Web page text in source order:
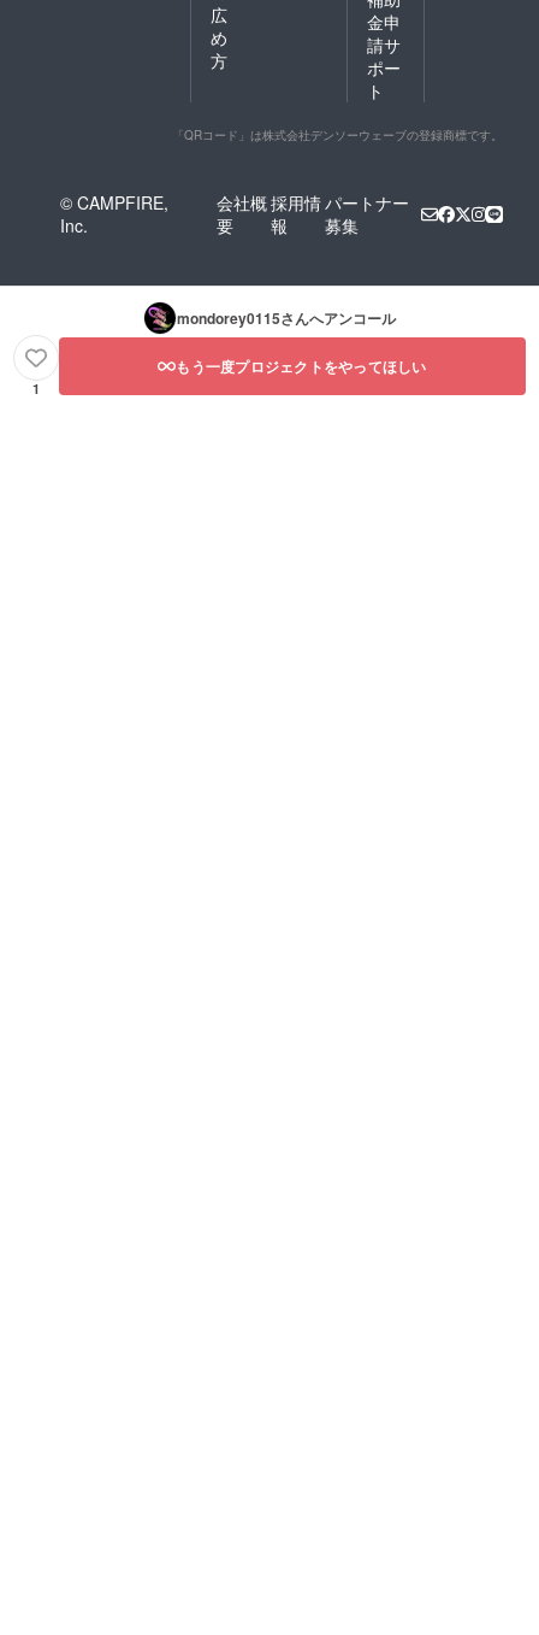
広
め
方
金申
請サ
ポー
ト
「QRコード」は株式会社デンソーウェーブの登録商標です。
© CAMPFIRE,
Inc.
会社概
要
採用情
報
パートナー
募集
mondorey0115さんへアンコール
1
もう一度プロジェクトをやってほしい